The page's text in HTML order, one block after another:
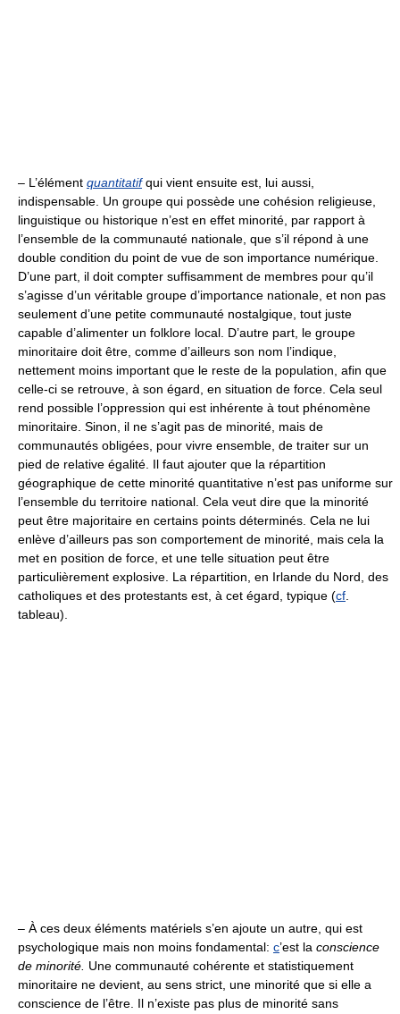
– L’élément quantitatif qui vient ensuite est, lui aussi,
indispensable. Un groupe qui possède une cohésion religieuse,
linguistique ou historique n’est en effet minorité, par rapport à
l’ensemble de la communauté nationale, que s’il répond à une
double condition du point de vue de son importance numérique.
D’une part, il doit compter suffisamment de membres pour qu’il
s’agisse d’un véritable groupe d’importance nationale, et non pas
seulement d’une petite communauté nostalgique, tout juste
capable d’alimenter un folklore local. D’autre part, le groupe
minoritaire doit être, comme d’ailleurs son nom l’indique,
nettement moins important que le reste de la population, afin que
celle-ci se retrouve, à son égard, en situation de force. Cela seul
rend possible l’oppression qui est inhérente à tout phénomène
minoritaire. Sinon, il ne s’agit pas de minorité, mais de
communautés obligées, pour vivre ensemble, de traiter sur un
pied de relative égalité. Il faut ajouter que la répartition
géographique de cette minorité quantitative n’est pas uniforme sur
l’ensemble du territoire national. Cela veut dire que la minorité
peut être majoritaire en certains points déterminés. Cela ne lui
enlève d’ailleurs pas son comportement de minorité, mais cela la
met en position de force, et une telle situation peut être
particulièrement explosive. La répartition, en Irlande du Nord, des
catholiques et des protestants est, à cet égard, typique (cf
tableau).
– À ces deux éléments matériels s’en ajoute un autre, qui est
psychologique mais non moins fondamental: c’est la conscience
de minorité. Une communauté cohérente et statistiquement
minoritaire ne devient, au sens strict, une minorité que si elle a
conscience de l’être. Il n’existe pas plus de minorité sans